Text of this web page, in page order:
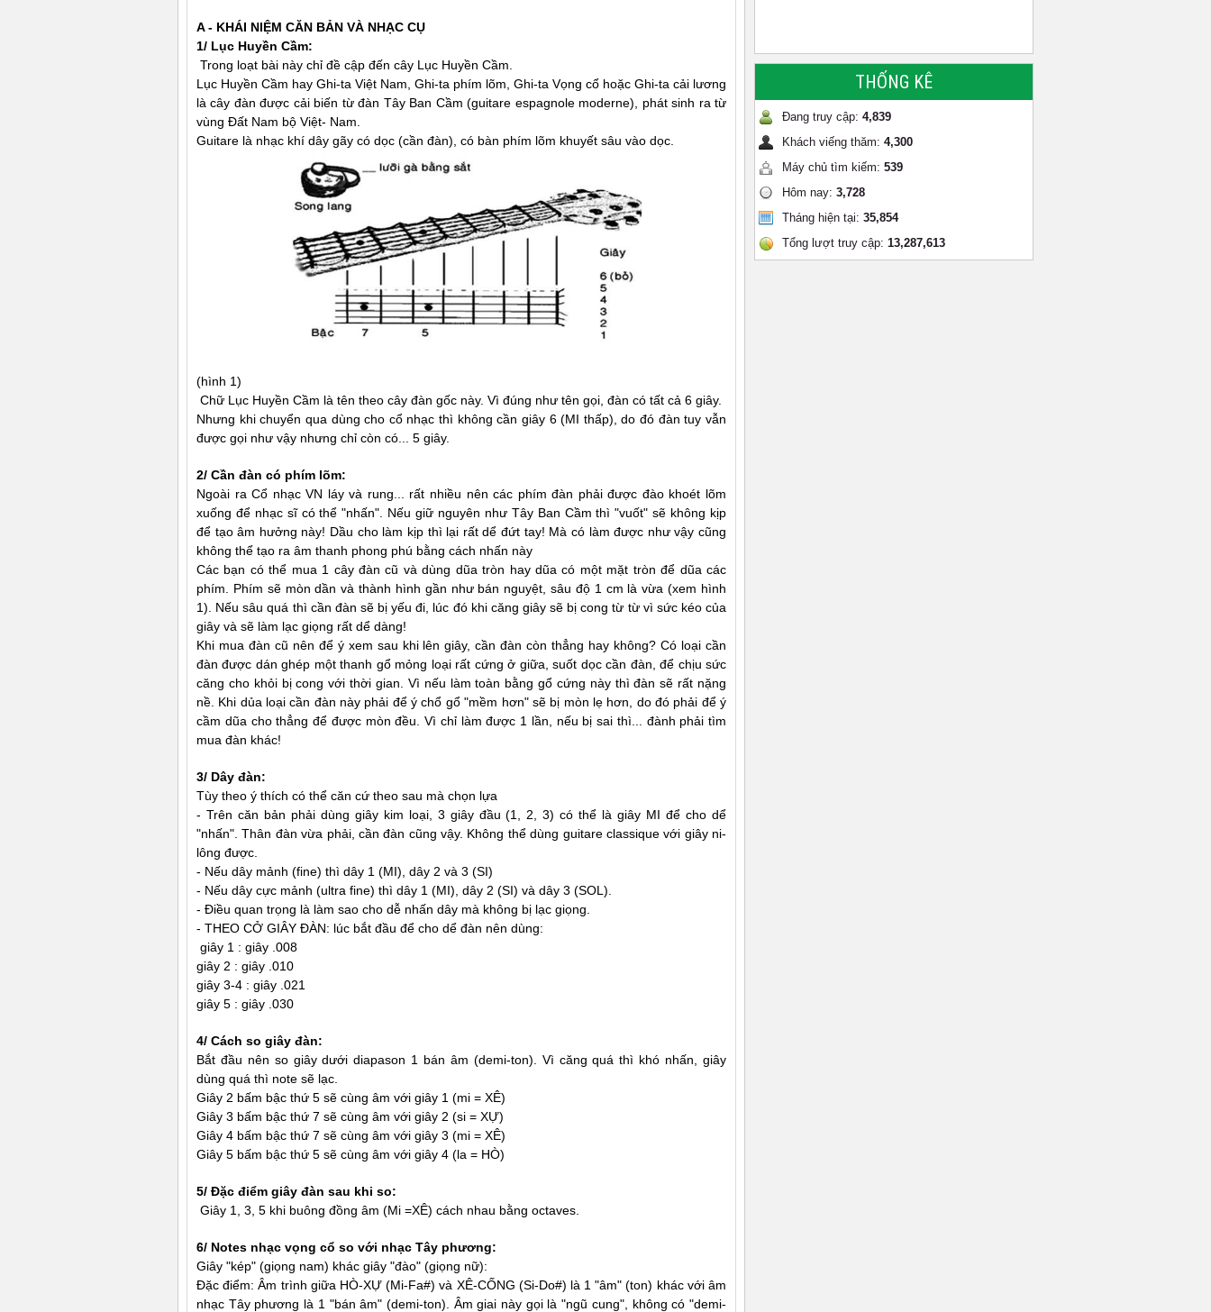
A - KHÁI NIỆM CĂN BẢN VÀ NHẠC CỤ
1/ Lục Huyền Cầm:
Trong loạt bài này chỉ đề cập đến cây Lục Huyền Cầm.
Lục Huyền Cầm hay Ghi-ta Việt Nam, Ghi-ta phím lõm, Ghi-ta Vọng cổ hoặc Ghi-ta cải lương
là cây đàn được cải biến từ đàn Tây Ban Cầm (guitare espagnole moderne), phát sinh ra từ
vùng Ðất Nam bộ Việt- Nam.
Guitare là nhạc khí dây gãy có dọc (cần đàn), có bàn phím lõm khuyết sâu vào dọc.
(hình 1)
Chữ Lục Huyền Cầm là tên theo cây đàn gốc này. Vì đúng như tên gọi, đàn có tất cả 6 giây.
Nhưng khi chuyển qua dùng cho cổ nhạc thì không cần giây 6 (MI thấp), do đó đàn tuy vẫn
được gọi như vậy nhưng chỉ còn có... 5 giây.
2/ Cần đàn có phím lõm:
Ngoài ra Cổ nhạc VN láy và rung... rất nhiều nên các phím đàn phải được đào khoét lõm
xuống để nhạc sĩ có thể "nhấn". Nếu giữ nguyên như Tây Ban Cầm thì "vuốt" sẽ không kịp
để tạo âm hưởng này! Dầu cho làm kịp thì lại rất dể đứt tay! Mà có làm được như vậy cũng
không thể tạo ra âm thanh phong phú bằng cách nhấn này
Các bạn có thể mua 1 cây đàn cũ và dùng dũa tròn hay dũa có một mặt tròn để dũa các
phím. Phím sẽ mòn dần và thành hình gần như bán nguyệt, sâu độ 1 cm là vừa (xem hình
1). Nếu sâu quá thì cần đàn sẽ bị yếu đi, lúc đó khi căng giây sẽ bị cong từ từ vì sức kéo của
giây và sẽ làm lạc giọng rất dể dàng!
Khi mua đàn cũ nên để ý xem sau khi lên giây, cần đàn còn thẳng hay không? Có loại cần
đàn được dán ghép một thanh gổ mỏng loại rất cứng ở giữa, suốt dọc cần đàn, để chịu sức
căng cho khỏi bị cong với thời gian. Vì nếu làm toàn bằng gổ cứng này thì đàn sẽ rất nặng
nề. Khi dủa loại cần đàn này phải để ý chổ gổ "mềm hơn" sẽ bị mòn lẹ hơn, do đó phải để ý
cầm dũa cho thẳng để được mòn đều. Vì chỉ làm được 1 lần, nếu bị sai thì... đành phải tìm
mua đàn khác!
3/ Dây đàn:
Tùy theo ý thích có thể căn cứ theo sau mà chọn lựa
- Trên căn bản phải dùng giây kim loại, 3 giây đầu (1, 2, 3) có thể là giây MI để cho dể
"nhấn". Thân đàn vừa phải, cần đàn cũng vậy. Không thể dùng guitare classique với giây ni-
lông được.
- Nếu dây mảnh (fine) thì dây 1 (MI), dây 2 và 3 (SI)
- Nếu dây cực mảnh (ultra fine) thì dây 1 (MI), dây 2 (SI) và dây 3 (SOL).
- Ðiều quan trọng là làm sao cho dễ nhấn dây mà không bị lạc giọng.
- THEO CỞ GIÂY ÐÀN: lúc bắt đầu để cho dể đàn nên dùng:
giây 1 : giây .008
giây 2 : giây .010
giây 3-4 : giây .021
giây 5 : giây .030
4/ Cách so giây đàn:
Bắt đầu nên so giây dưới diapason 1 bán âm (demi-ton). Vì căng quá thì khó nhấn, giây
dùng quá thì note sẽ lạc.
Giây 2 bấm bậc thứ 5 sẽ cùng âm với giây 1 (mi = XÊ)
Giây 3 bấm bậc thứ 7 sẽ cùng âm với giây 2 (si = XỰ)
Giây 4 bấm bậc thứ 7 sẽ cùng âm với giây 3 (mi = XÊ)
Giây 5 bấm bậc thứ 5 sẽ cùng âm với giây 4 (la = HÒ)
5/ Ðặc điểm giây đàn sau khi so:
Giây 1, 3, 5 khi buông đồng âm (Mi =XÊ) cách nhau bằng octaves.
6/ Notes nhạc vọng cổ so với nhạc Tây phương:
Giây "kép" (giọng nam) khác giây "đào" (giọng nữ):
Ðặc điểm: Âm trình giữa HÒ-XỰ (Mi-Fa#) và XÊ-CỐNG (Si-Do#) là 1 "âm" (ton) khác với âm
nhạc Tây phương là 1 "bán âm" (demi-ton). Âm giai này gọi là "ngũ cung", không có "demi-
THỐNG KÊ
Đang truy cập: 4,839
Khách viếng thăm: 4,300
Máy chủ tìm kiếm: 539
Hôm nay: 3,728
Tháng hiện tại: 35,854
Tổng lượt truy cập: 13,287,613